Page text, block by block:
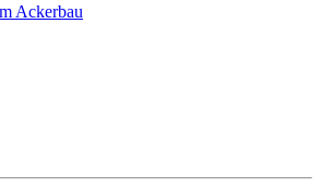
Ackerbau